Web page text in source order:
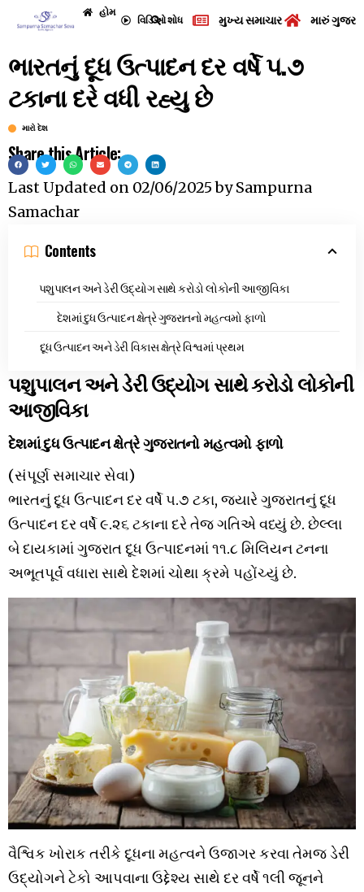
હોમ
વિડિઓશોધ મુખ્ય સમાચાર મારું
ભારતનું દૂધ ઉત્પાદન દર વર્ષે ૫.૭
ટકાના દરે વધી રહ્યુ છે
મારો દેશ
Share this Article:
Last Updated on 02/06/2025bySampurna
Samachar
Contents
પશુપાલન અને ડેરી ઉદ્યોગ સાથે કરોડો લોકોની આજીવિકા
દેશમાં દુધ ઉત્પાદન ક્ષેત્રે ગુજરાતનો મહત્વમો ફાળો
દૂધ ઉત્પાદન અને ડેરી વિકાસ ક્ષેત્રે વિશ્વમાં પ્રથમ
પશુપાલન અને ડેરી ઉદ્યોગ સાથે કરોડો લોકોની
આજીવિકા
દેશમાં દુધ ઉત્પાદન ક્ષેત્રે ગુજરાતનો મહત્વમો ફાળો
(સંપૂર્ણ સમાચાર સેવા)
ભારતનું દૂધ ઉત્પાદન દર વર્ષે ૫.૭ ટકા, જ્યારે ગુજરાતનું દૂધ
ઉત્પાદન દર વર્ષે ૯.૨૬ ટકાના દરે તેજ ગતિએ વધ્યું છે. છેલ્લા
બે દાયકામાં ગુજરાત દૂધ ઉત્પાદનમાં ૧૧.૮ મિલિયન ટનના
અભૂતપૂર્વ વધારા સાથે દેશમાં ચોથા ક્રમે પહોંચ્યું છે.
વૈશ્વિક ખોરાક તરીકે દૂધના મહત્વને ઉજાગર કરવા તેમજ ડેરી
ઉદ્યોગને ટેકો આપવાના ઉદ્દેશ્ય સાથે દર વર્ષે ૧લી જૂનને